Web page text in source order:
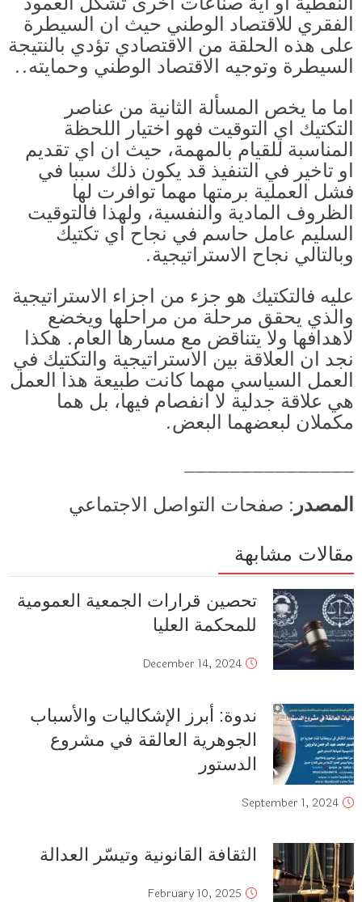
الفقري للاقتصاد الوطني حيث ان السيطرة
على هذه الحلقة من الاقتصادي تؤدي بالنتيجة
السيطرة وتوجيه الاقتصاد الوطني وحمايته..
اما ما يخص المسألة الثانية من عناصر
التكتيك اي التوقيت فهو اختيار اللحظة
المناسبة للقيام بالمهمة، حيث ان اي تقديم
او تاخير في التنفيذ قد يكون ذلك سببا في
فشل العملية برمتها مهما توافرت لها
الظروف المادية والنفسية، ولهذا فالتوقيت
السليم عامل حاسم في نجاح اي تكتيك
وبالتالي نجاح الاستراتيجية.
عليه فالتكتيك هو جزء من اجزاء الاستراتيجية
والذي يحقق مرحلة من مراحلها ويخضع
لاهدافها ولا يتناقض مع مسارها العام. هكذا
نجد ان العلاقة بين الاستراتيجية والتكتيك في
العمل السياسي مهما كانت طبيعة هذا العمل
هي علاقة جدلية لا انفصام فيها، بل هما
مكملان لبعضهما البعض.
_______________
المصدر: صفحات التواصل الاجتماعي
مقالات مشابهة
تحصين قرارات الجمعية العمومية
للمحكمة العليا
December 14, 2024
ندوة: أبرز الإشكاليات والأسباب
الجوهرية العالقة في مشروع
الدستور
September 1, 2024
الثقافة القانونية وتيسّر العدالة
February 10, 2025